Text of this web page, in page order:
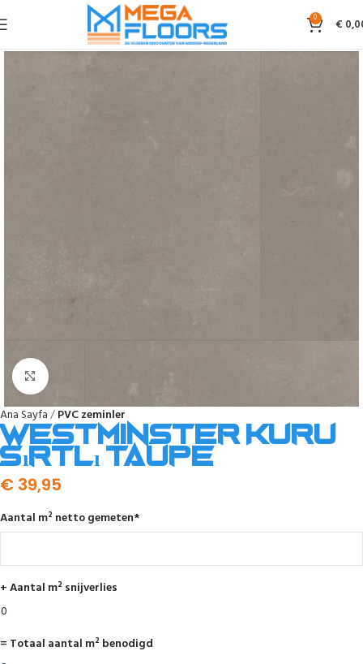
0 €
Ana Sayfa PVC zeminler
Westminster kuru
sırtlı taupe
€ 39,95
Aantal m² netto gemeten*
+ Aantal m² snijverlies
= Totaal aantal m² benodigd
Click to enlarge